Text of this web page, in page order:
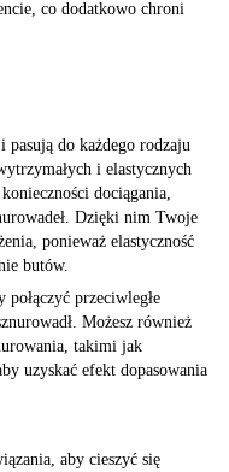
co dodatkowo chroni
pasują do każdego rodzaju
i elastycznych
dociągania,
Dzięki nim Twoje
ponieważ elastyczność
butów.
przeciwległe
Możesz również
takimi jak
uzyskać efekt dopasowania
aby cieszyć się